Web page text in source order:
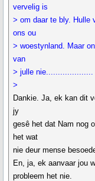
vervelig is
> om daar te bly. Hulle
ons ou
> woestynland. Maar
van
> julle nie....................
>
Dankie. Ja, ek kan dit
jy
gesê het dat Nam nog
het wat
nie deur mense
En, ja, ek aanvaar jou
probleem het nie.